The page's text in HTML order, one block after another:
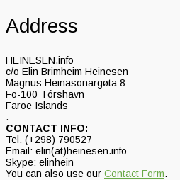
Address
HEINESEN.info
c/o Elin Brimheim Heinesen
Magnus Heinasonargøta 8
Fo-100 Tórshavn
Faroe Islands
.
CONTACT INFO:
Tel. (+298) 790527
Email: elin(at)heinesen.info
Skype: elinhein
You can also use our Contact Form.